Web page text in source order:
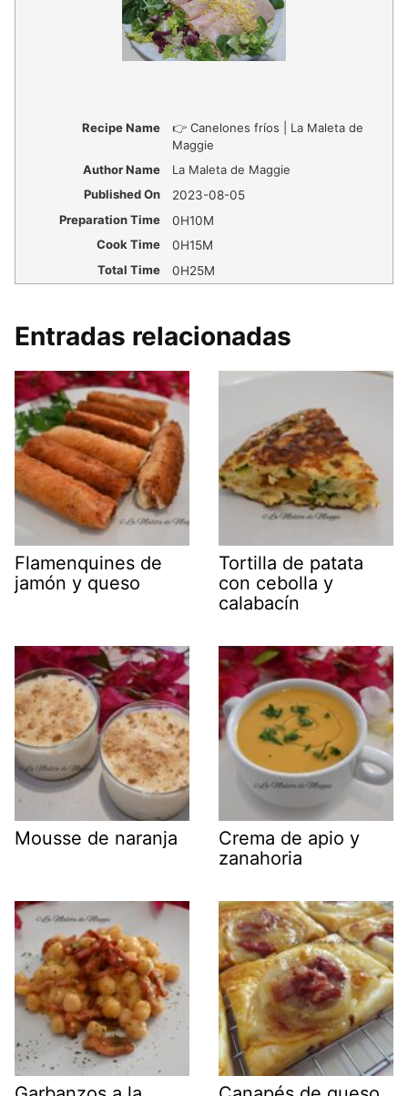
Recipe Name
👉 Canelones fríos | La Maleta de
Maggie
Author Name
La Maleta de Maggie
Published On
2023-08-05
Preparation Time
0H10M
Cook Time
0H15M
Total Time
0H25M
Entradas relacionadas
Flamenquines de
jamón y queso
Tortilla de patata
con cebolla y
calabacín
Mousse de naranja
Crema de apio y
zanahoria